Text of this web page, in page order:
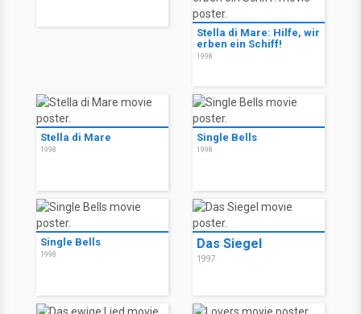
Stella di Mare: Hilfe, wir
erben ein Schiff!
1998
Stella di Mare
1998
Single Bells
1998
Single Bells
1998
Das Siegel
1997